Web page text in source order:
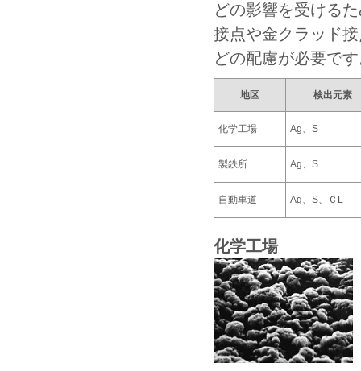
どの影響を受ける
接点や金クラッド
どの配慮が必要で
地区 検出元素
化学工場 Ag、S
製鉄所 Ag、S
自動車道 Ag、S、ＣL
化学工場